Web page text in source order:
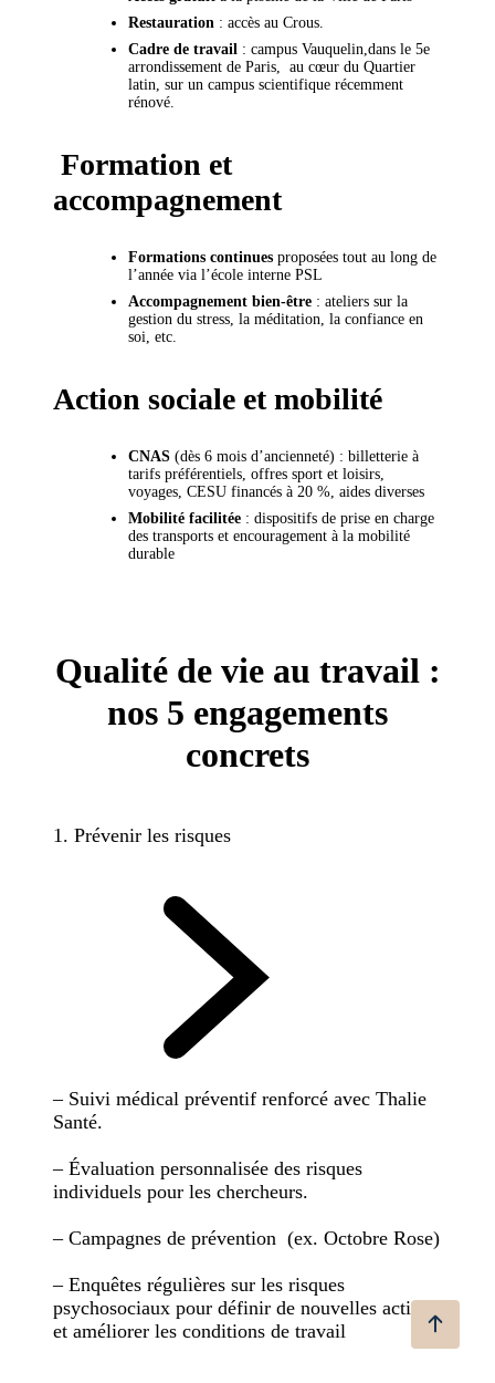
Restauration : accès au Crous.
Cadre de travail : campus Vauquelin,dans le 5e
arrondissement de Paris, au cœur du Quartier
latin, sur un campus scientifique récemment
rénové.
Formation et
accompagnement
Formations continues proposées tout au long de
l’année via l’école interne PSL
Accompagnement bien-être : ateliers sur la
gestion du stress, la méditation, la confiance en
soi, etc.
Action sociale et mobilité
CNAS (dès 6 mois d’ancienneté) : billetterie à
tarifs préférentiels, offres sport et loisirs,
voyages, CESU financés à 20 %, aides diverses
Mobilité facilitée : dispositifs de prise en charge
des transports et encouragement à la mobilité
durable
Qualité de vie au travail :
nos 5 engagements
concrets
1. Prévenir les risques
– Suivi médical préventif renforcé avec Thalie
Santé.
– Évaluation personnalisée des risques
individuels pour les chercheurs.
– Campagnes de prévention (ex. Octobre Rose)
– Enquêtes régulières sur les risques
psychosociaux pour définir de nouvelles actions
et améliorer les conditions de travail